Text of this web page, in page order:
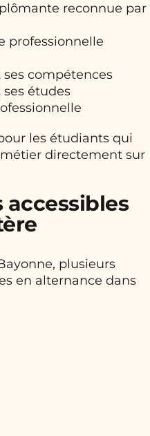
reconnue par
professionnelle
compétences
études
les étudiants qui
directement sur
plusieurs
en alternance dans